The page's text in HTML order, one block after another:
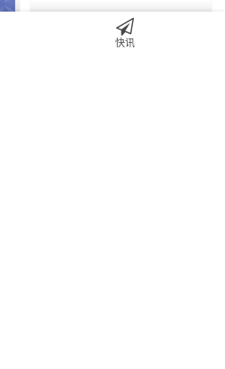
Bakkt期货落下实锤，比特币
受全球避险资金驱动破10000
快讯